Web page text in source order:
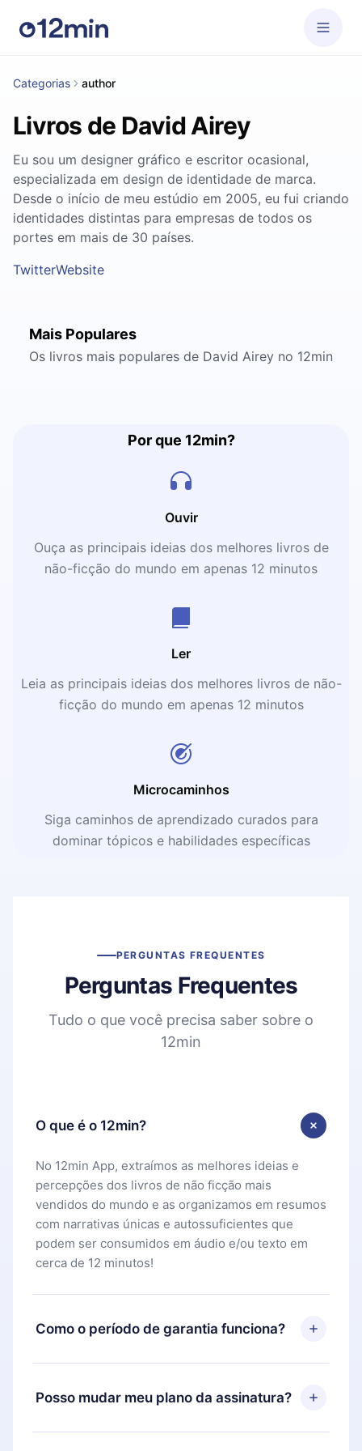
Categorias author
Livros de David Airey
Eu sou um designer gráfico e escritor ocasional,
especializada em design de identidade de marca.
Desde o início de meu estúdio em 2005, eu fui criando
identidades distintas para empresas de todos os
portes em mais de 30 países.
TwitterWebsite
Mais Populares
Os livros mais populares de David Airey no 12min
Por que 12min?
Ouvir
Ouça as principais ideias dos melhores livros de
não-ficção do mundo em apenas 12 minutos
Ler
Leia as principais ideias dos melhores livros de não-
ficção do mundo em apenas 12 minutos
Microcaminhos
Siga caminhos de aprendizado curados para
dominar tópicos e habilidades específicas
PERGUNTAS FREQUENTES
Perguntas Frequentes
Tudo o que você precisa saber sobre o
12min
O que é o 12min?
No 12min App, extraímos as melhores ideias e
percepções dos livros de não ficção mais
vendidos do mundo e as organizamos em resumos
com narrativas únicas e autossuficientes que
podem ser consumidos em áudio e/ou texto em
cerca de 12 minutos!
Como o período de garantia funciona?
Você pode baixar nosso aplicativo e começar a
aproveitar nossa biblioteca. Se por algum motivo
não ficar satisfeito com nossa plataforma, basta
Posso mudar meu plano da assinatura?
Sim, mas a mudança só se aplicará a partir do